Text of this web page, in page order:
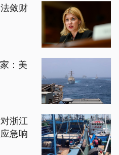
敛财
：美
浙江
急响